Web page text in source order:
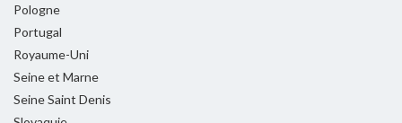
Pologne
Portugal
Royaume-Uni
Seine et Marne
Seine Saint Denis